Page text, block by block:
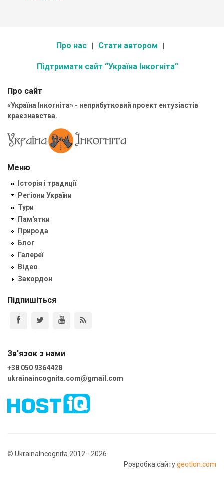
Про нас Стати автором
Підтримати сайт “Україна Інкогніта”
Про сайт
«Україна Інкогніта» - неприбутковий проект ентузіастів
краєзнавства.
Меню
Історія і традиції
Регіони України
Тури
Пам'ятки
Природа
Блог
Галереї
Відео
Закордон
Підпишіться
Зв'язок з нами
+38 050 9364428
ukrainaincognita.com@gmail.com
© UkrainaIncognita 2012 - 2026
Розробка сайтуgeotlon.com